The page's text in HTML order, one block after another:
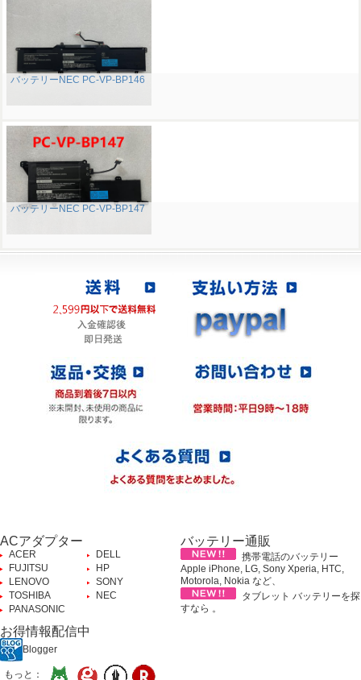
バッテリーNEC PC-VP-BP146
バッテリーNEC PC-VP-BP147
ACアダプター
ACER
DELL
FUJITSU
HP
LENOVO
SONY
TOSHIBA
NEC
PANASONIC
バッテリー通販
携帯電話のバッテリー
Apple iPhone, LG, Sony Xperia, HTC,
Motorola, Nokia など、
タブレット バッテリーを探
すなら 。
お得情報配信中
Blogger
もっと：